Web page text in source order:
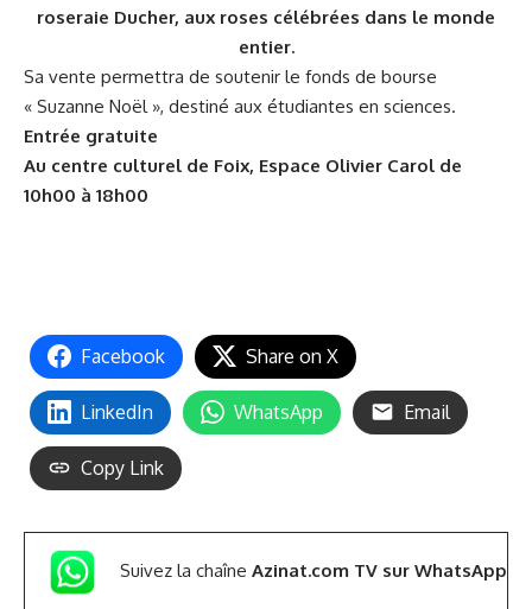
roseraie Ducher, aux roses célébrées dans le monde
entier.
Sa vente permettra de soutenir le fonds de bourse
« Suzanne Noël », destiné aux étudiantes en sciences.
Entrée gratuite
Au centre culturel de Foix, Espace Olivier Carol de
10h00 à 18h00
Facebook Share on X
LinkedIn WhatsApp Email
Copy Link
Suivez la chaîne Azinat.com TV sur WhatsApp